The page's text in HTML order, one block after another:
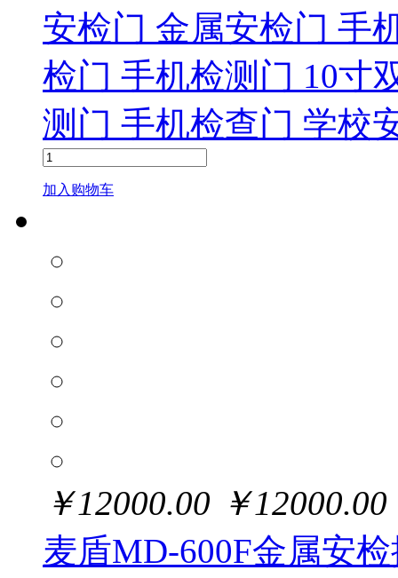
安检门 金属安检门 手
检门 手机检测门 10寸
测门 手机检查门 学校
加入购物车
￥12000.00 ￥12000.00
麦盾MD-600F金属安